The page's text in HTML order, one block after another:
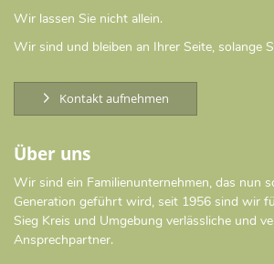
Wir lassen Sie nicht allein.
Wir sind und bleiben an Ihrer Seite, solange
Kontakt aufnehmen
Über uns
Wir sind ein Familienunternehmen, das nun
Generation geführt wird, seit 1956 sind wir
Sieg Kreis und Umgebung verlässliche und
Ansprechpartner.